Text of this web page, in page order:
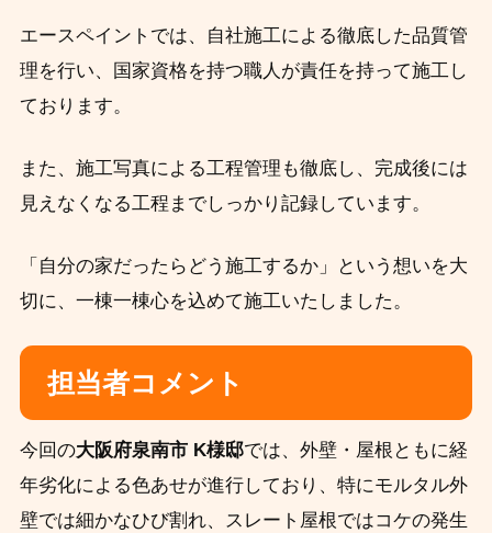
エースペイントでは、自社施工による徹底した品質管
理を行い、国家資格を持つ職人が責任を持って施工し
ております。
また、施工写真による工程管理も徹底し、完成後には
見えなくなる工程までしっかり記録しています。
「自分の家だったらどう施工するか」という想いを大
切に、一棟一棟心を込めて施工いたしました。
担当者コメント
今回の大阪府泉南市 K様邸では、外壁・屋根ともに経
年劣化による色あせが進行しており、特にモルタル外
壁では細かなひび割れ、スレート屋根ではコケの発生